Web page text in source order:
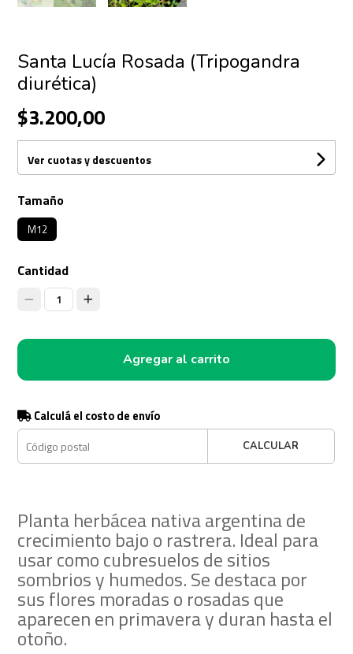
Santa Lucía Rosada (Tripogandra
diurética)
$3.200,00
Ver cuotas y descuentos
Tamaño
M12
Cantidad
1
Agregar al carrito
Calculá el costo de envío
CALCULAR
Planta herbácea nativa argentina de
crecimiento bajo o rastrera. Ideal para
usar como cubresuelos de sitios
sombrios y humedos. Se destaca por
sus flores moradas o rosadas que
aparecen en primavera y duran hasta el
otoño.